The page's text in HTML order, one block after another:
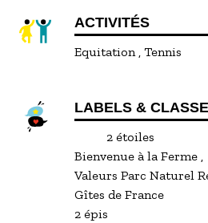
ACTIVITÉS
Equitation Tennis
LABELS &
2 étoiles
Bienvenue à la Ferme
Valeurs Parc Naturel
Gîtes de France
2 épis